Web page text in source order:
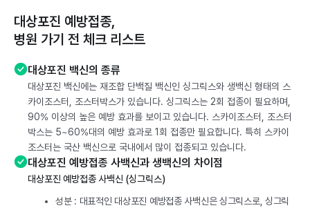
대상포진 예방접종,
병원 가기 전 체크 리스트
대상포진 백신의 종류
대상포진 백신에는 재조합 단백질 백신인 싱그릭스와 생백신 형태의 스
카이조스터, 조스터박스가 있습니다. 싱그릭스는 2회 접종이 필요하며,
90% 이상의 높은 예방 효과를 보이고 있습니다. 스카이조스터, 조스터
박스는 5~60%대의 예방 효과로 1회 접종만 필요합니다. 특히 스카이
조스터는 국산 백신으로 국내에서 많이 접종되고 있습니다.
대상포진 예방접종 사백신과 생백신의 차이점
대상포진 예방접종 사백신 (싱그릭스)
성분 : 대표적인 대상포진 예방접종 사백신은 싱그릭스로, 싱그릭